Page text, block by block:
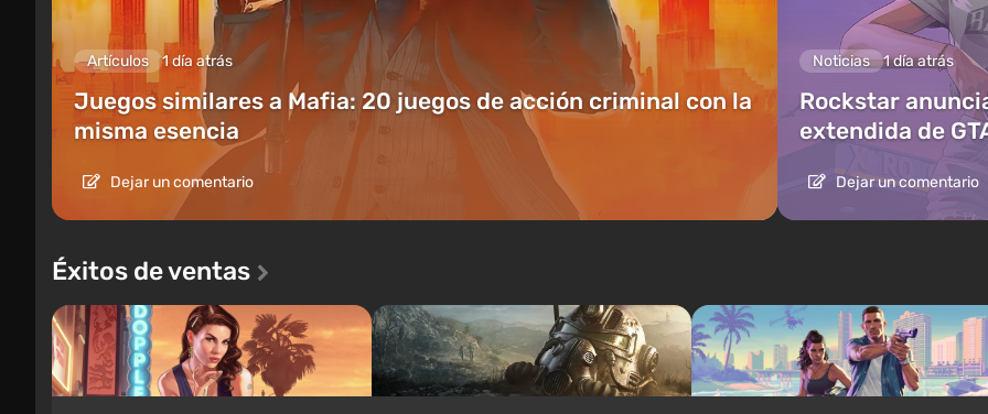
Artículos 1 día atrás
Juegos similares a Mafia: 20 juegos de acción criminal con la
misma esencia
Dejar un comentario
Noticias 1 día atrás
Rockstar
extendida de
Dejar un comentario
Éxitos de ventas